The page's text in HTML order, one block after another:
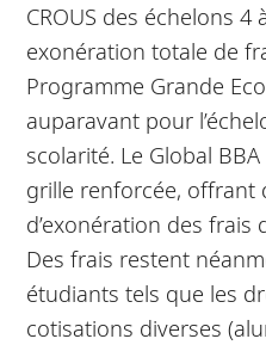
CROUS des échelons 4
exonération totale de
Programme Grande
auparavant pour
scolarité. Le Global
grille renforcée, offrant
d’exonération des frais
Des frais restent
étudiants tels que les
cotisations diverses